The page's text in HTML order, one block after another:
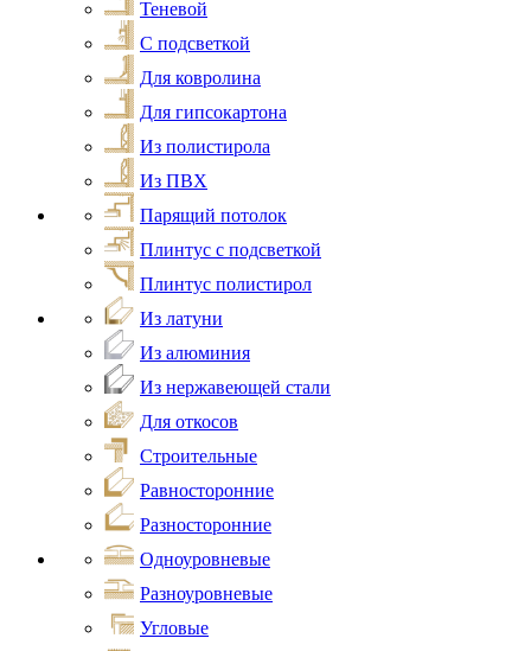
Теневой
С подсветкой
Для ковролина
Для гипсокартона
Из полистирола
Из ПВХ
Парящий потолок
Плинтус с подсветкой
Плинтус полистирол
Из латуни
Из алюминия
Из нержавеющей стали
Для откосов
Строительные
Равносторонние
Разносторонние
Одноуровневые
Разноуровневые
Угловые